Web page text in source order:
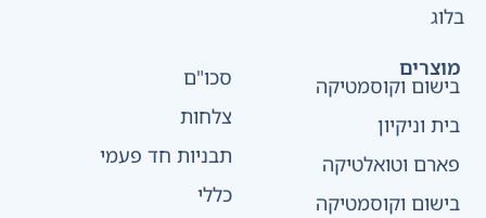
בלוג
מוצרים
בישום וקוסמטיקה
בית וניקיון
פארם וטואלטיקה
בישום וקוסמטיקה
סכו"ם
צלחות
תבניות חד פעמי
כללי